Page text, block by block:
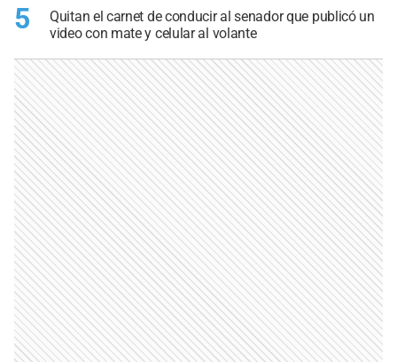
5
Quitan el carnet de conducir al senador que publicó un
video con mate y celular al volante